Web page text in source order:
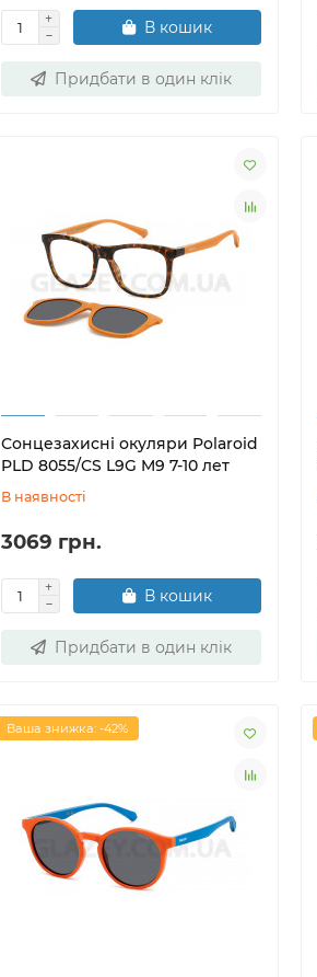
В кошик
Придбати в один клік
Сонцезахисні окуляри Polaroid
PLD 8055/CS L9G M9 7-10 лет
В наявності
3069 грн.
В кошик
Придбати в один клік
Ваша знижка: -42%